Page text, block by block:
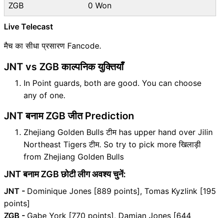
ZGB 0 Won
Live Telecast
मैच का सीधा प्रसारण Fancode.
JNT vs ZGB काल्पनिक युक्तियाँ
In Point guards, both are good. You can choose
any of one.
JNT बनाम ZGB जीत Prediction
Zhejiang Golden Bulls टीम has upper hand over Jilin
Northeast Tigers टीम. So try to pick more खिलाड़ी
from Zhejiang Golden Bulls
JNT बनाम ZGB छोटी लीग अवश्य चुनें:
JNT - Dominique Jones [889 points], Tomas Kyzlink [195
points]
ZGB - Gabe York [770 points], Damian Jones [644